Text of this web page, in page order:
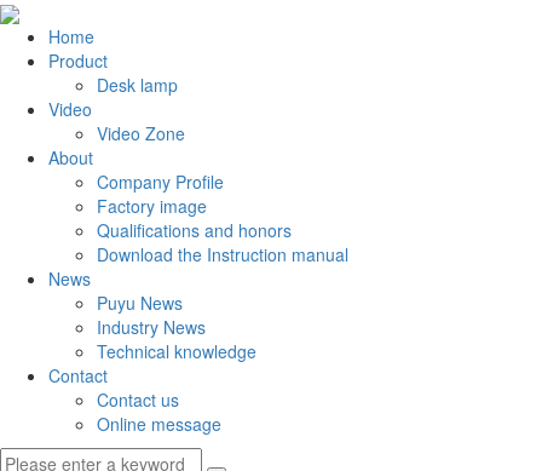
Home
Product
Desk lamp
Video
Video Zone
About
Company Profile
Factory image
Qualifications and honors
Download the Instruction manual
News
Puyu News
Industry News
Technical knowledge
Contact
Contact us
Online message